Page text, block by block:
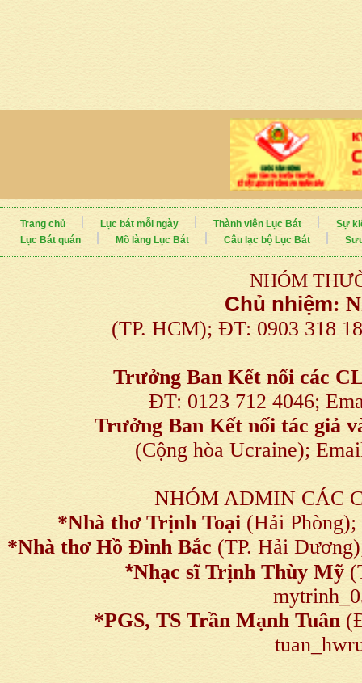
Trang chủ Lục bát mỗi ngày Thành viên Lục Bát
Sự
Lục Bát quán
Mõ làng Lục Bát Câu lạc bộ Lục Bát
NHÓM
Chủ nhiệm:
(TP. HCM); ĐT: 0903 318
Trưởng Ban Kết nối các
ĐT: 0123 712 4046;
Trưởng Ban Kết nối tác giả
(Cộng hòa Ucraine);
NHÓM ADMIN CÁC
*Nhà thơ Trịnh Toại (Hải
*Nhà thơ Hồ Đình Bắc (TP. Hải
*Nhạc sĩ Trịnh Thùy Mỹ
*PGS, TS Trần Mạnh Tuân